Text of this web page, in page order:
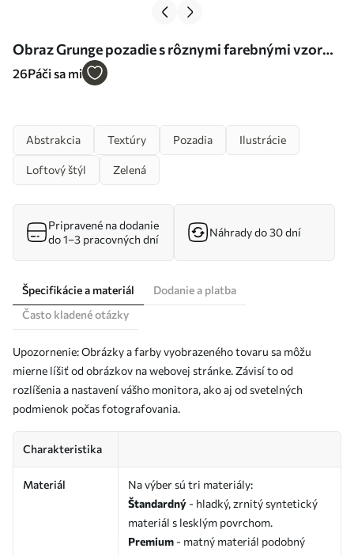
Obraz Grunge pozadie s rôznymi farebnými vzormi
Nr. s34626
26Páči sa mi
Abstrakcia Textúry Pozadia Ilustrácie
Loftový štýl Zelená
Pripravené na dodanie
do 1–3 pracovných dní
Náhrady do 30 dní
Špecifikácie a materiál
Dodanie a platba
Často kladené otázky
Upozornenie: Obrázky a farby vyobrazeného tovaru sa môžu
mierne líšiť od obrázkov na webovej stránke. Závisí to od
rozlíšenia a nastavení vášho monitora, ako aj od svetelných
podmienok počas fotografovania.
Charakteristika
Materiál
Na výber sú tri materiály:
Štandardný - hladký, zrnitý syntetický
materiál s lesklým povrchom.
Premium - matný materiál podobný